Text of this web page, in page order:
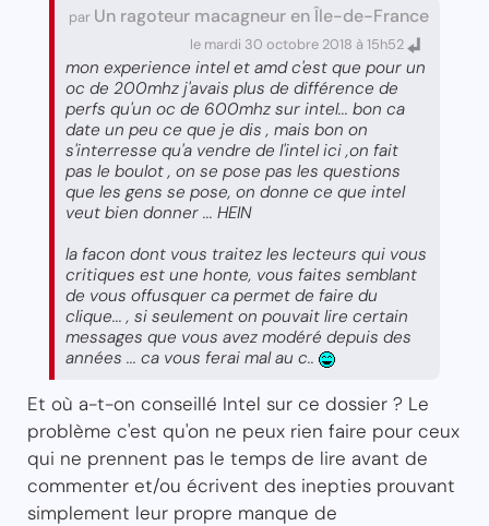
par Un ragoteur macagneur en Île-de-France
le mardi 30 octobre 2018 à 15h52
mon experience intel et amd c'est que pour un
oc de 200mhz j'avais plus de différence de
perfs qu'un oc de 600mhz sur intel... bon ca
date un peu ce que je dis , mais bon on
s'interresse qu'a vendre de l'intel ici ,on fait
pas le boulot , on se pose pas les questions
que les gens se pose, on donne ce que intel
veut bien donner ... HEIN
la facon dont vous traitez les lecteurs qui vous
critiques est une honte, vous faites semblant
de vous offusquer ca permet de faire du
clique... , si seulement on pouvait lire certain
messages que vous avez modéré depuis des
années ... ca vous ferai mal au c..
Et où a-t-on conseillé Intel sur ce dossier ? Le
problème c'est qu'on ne peux rien faire pour ceux
qui ne prennent pas le temps de lire avant de
commenter et/ou écrivent des inepties prouvant
simplement leur propre manque de